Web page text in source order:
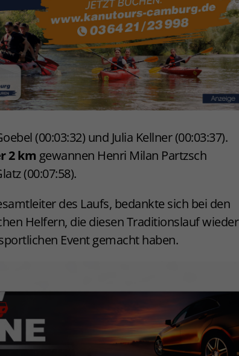
(00:03:32) und Julia Kellner (00:03:37).
2 km gewannen Henri Milan Partzsch
(00:07:58).
des Laufs, bedankte sich bei den
Helfern, die diesen Traditionslauf wieder
Event gemacht haben.